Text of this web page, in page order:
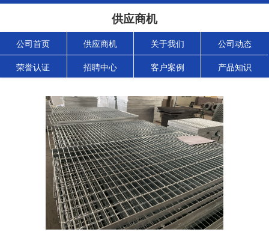
供应商机
公司首页 供应商机 关于我们 公司动态
荣誉认证 招聘中心 客户案例 产品知识